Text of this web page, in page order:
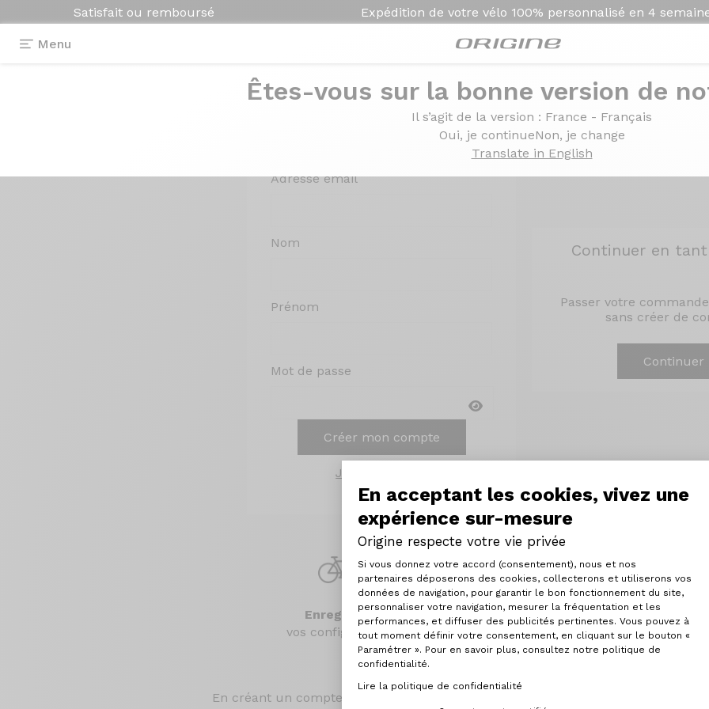
En acceptant les cookies, vivez une
expérience sur-mesure
Origine respecte votre vie privée
Plateforme de Gestion du
Si vous donnez votre accord (consentement), nous et nos
partenaires déposerons des cookies, collecterons et utiliserons vos
données de navigation, pour garantir le bon fonctionnement du site,
personnaliser votre navigation, mesurer la fréquentation et les
performances, et diffuser des publicités pertinentes. Vous pouvez à
tout moment définir votre consentement, en cliquant sur le bouton «
Paramétrer ». Pour en savoir plus, consultez notre politique de
confidentialité.
Lire la politique de confidentialité
Axeptio consent
Satisfait ou remboursé Expédition de votre vélo 100% personnalisé en 4
Menu
Êtes-vous sur la bonne version de
Il s’agit de la version : France - Français
Oui, je continueNon, je change
Translate in English
compte
Je crée mon compte
Adresse email
Nom
Prénom
Mot de passe
Créer mon compte
J'ai un compte
Continuer en
Passer votre
sans créer de
Continuer
Enregistrez
vos configurations
Suivez
vos commandes
En créant un compte vous recevrez nos communications. Vous pouvez vous